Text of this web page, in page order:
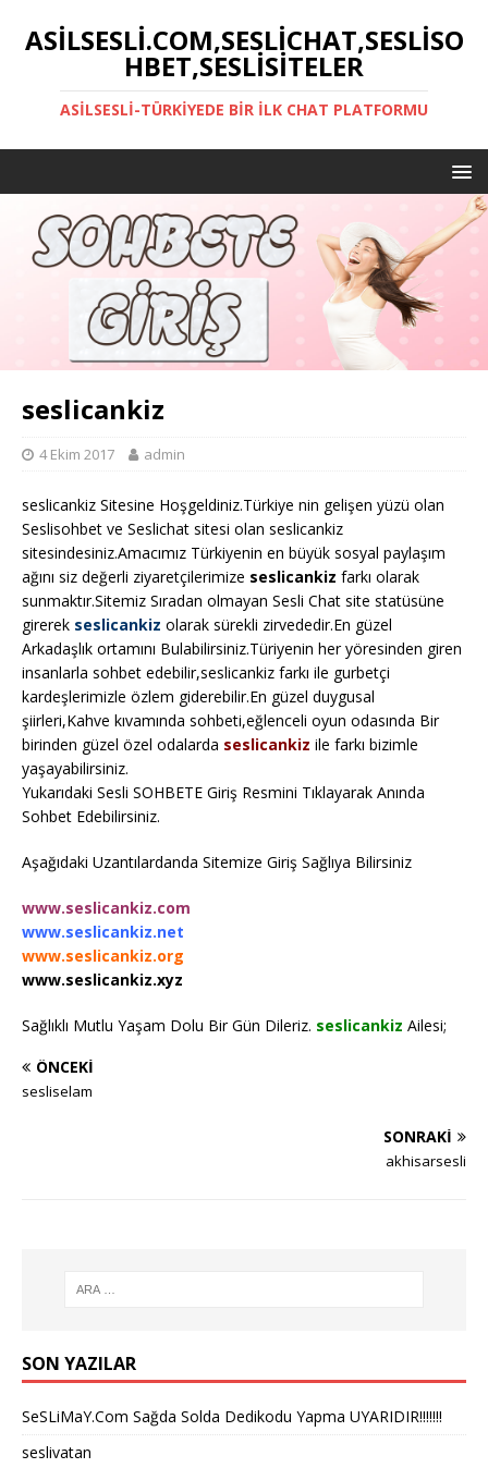
ASILSESLI.COM,SESLICHAT,SESLISO
HBET,SESLISITELER
ASILSESLI-TÜRKIYEDE BIR İLK CHAT PLATFORMU
seslicankiz
4 Ekim 2017 admin
seslicankiz Sitesine Hoşgeldiniz.Türkiye nin gelişen yüzü olan
Seslisohbet ve Seslichat sitesi olan seslicankiz
sitesindesiniz.Amacımız Türkiyenin en büyük sosyal paylaşım
ağını siz değerli ziyaretçilerimize seslicankiz farkı olarak
sunmaktır.Sitemiz Sıradan olmayan Sesli Chat site statüsüne
girerek seslicankiz olarak sürekli zirvededir.En güzel
Arkadaşlık ortamını Bulabilirsiniz.Türiyenin her yöresinden giren
insanlarla sohbet edebilir,seslicankiz farkı ile gurbetçi
kardeşlerimizle özlem giderebilir.En güzel duygusal
şiirleri,Kahve kıvamında sohbeti,eğlenceli oyun odasında Bir
birinden güzel özel odalarda seslicankiz ile farkı bizimle
yaşayabilirsiniz.
Yukarıdaki Sesli SOHBETE Giriş Resmini Tıklayarak Anında
Sohbet Edebilirsiniz.
Aşağıdaki Uzantılardanda Sitemize Giriş Sağlıya Bilirsiniz
www.seslicankiz.com
www.seslicankiz.net
www.seslicankiz.org
www.seslicankiz.xyz
Sağlıklı Mutlu Yaşam Dolu Bir Gün Dileriz. seslicankiz Ailesi;
ÖNCEKI
sesliselam
SONRAKI
akhisarsesli
SON YAZILAR
SeSLiMaY.Com Sağda Solda Dedikodu Yapma UYARIDIR!!!!!!!
seslivatan